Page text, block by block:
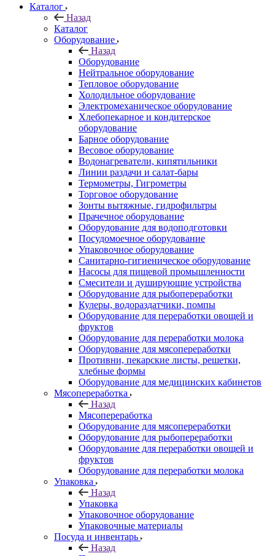
Каталог
Назад
Каталог
Оборудование
Назад
Оборудование
Нейтральное оборудование
Тепловое оборудование
Холодильное оборудование
Электромеханическое оборудование
Хлебопекарное и кондитерское
оборудование
Барное оборудование
Весовое оборудование
Водонагреватели, кипятильники
Линии раздачи и салат-бары
Термометры, Гигрометры
Торговое оборудование
Зонты вытяжные, гидрофильтры
Прачечное оборудование
Оборудование для водоподготовки
Посудомоечное оборудование
Упаковочное оборудование
Санитарно-гигиеническое оборудование
Насосы для пищевой промышленности
Смесители и душирующие устройства
Оборудование для рыбопереработки
Кулеры, водораздатчики, помпы
Оборудование для переработки овощей и
фруктов
Оборудование для переработки молока
Оборудование для мясопереработки
Противни, пекарские листы, решетки,
хлебные формы
Оборудование для медицинских кабинетов
Мясопереработка
Назад
Мясопереработка
Оборудование для мясопереработки
Оборудование для рыбопереработки
Оборудование для переработки овощей и
фруктов
Оборудование для переработки молока
Упаковка
Назад
Упаковка
Упаковочное оборудование
Упаковочные материалы
Посуда и инвентарь
Назад